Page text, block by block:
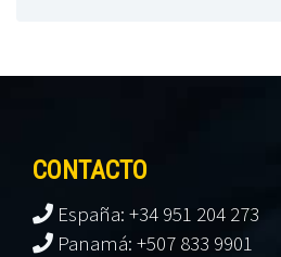
CONTACTO
España: +34 951 204 273
Panamá: +507 833 9901